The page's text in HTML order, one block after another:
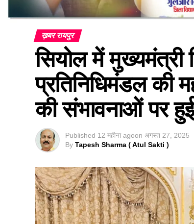
ख़बर रायपुर
सियोल में
प्रतिनिधिमंडल की
की संभावनाओं पर हुई
Published 12 महीना agoon अगस्त 27, 2025
By Tapesh Sharma ( Atul Sakti )